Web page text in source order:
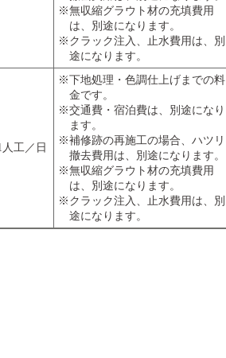
※無収縮グラウト材の充填費用
は、別途になります。
※クラック注入、止水費用は、別
途になります。
人工／日
※下地処理・色調仕上げまでの料
金です。
※交通費・宿泊費は、別途になり
ます。
※補修跡の再施工の場合、ハツリ
撤去費用は、別途になります。
※無収縮グラウト材の充填費用
は、別途になります。
※クラック注入、止水費用は、別
途になります。